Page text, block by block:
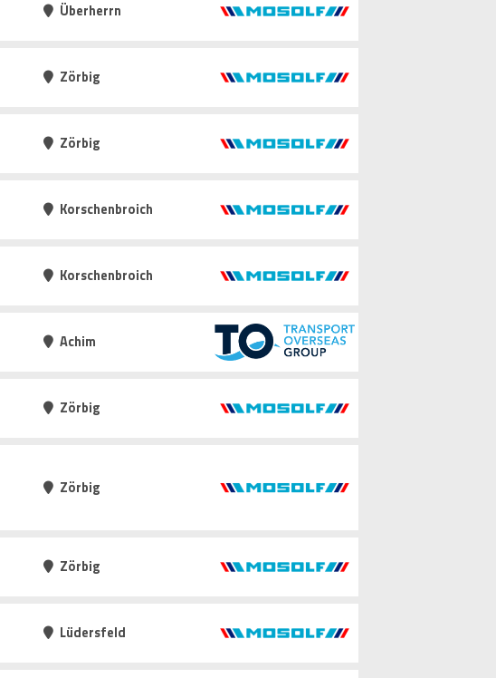
Überherrn
Zörbig
Zörbig
Korschenbroich
Korschenbroich
Achim
Zörbig
Zörbig
Zörbig
Lüdersfeld